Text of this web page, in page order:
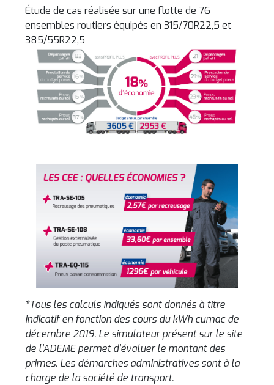
Étude de cas réalisée sur une flotte de 76
ensembles routiers équipés en 315/70R22,5 et
385/55R22,5
*Tous les calculs indiqués sont donnés à titre
indicatif en fonction des cours du kWh cumac de
décembre 2019. Le simulateur présent sur le site
de l’ADEME permet d’évaluer le montant des
primes. Les démarches administratives sont à la
charge de la société de transport.